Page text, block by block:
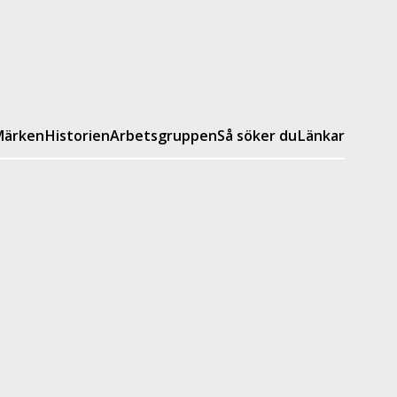
HistorienArbetsgruppenSå söker duLänkar